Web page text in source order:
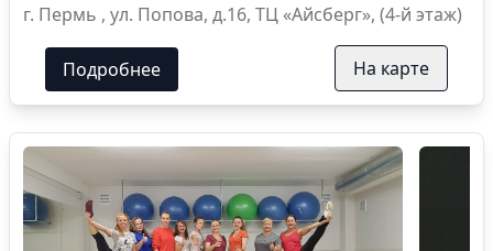
г. Пермь , ул. Попова, д.16, ТЦ «Айсберг», (4-й этаж)
Подробнее На карте